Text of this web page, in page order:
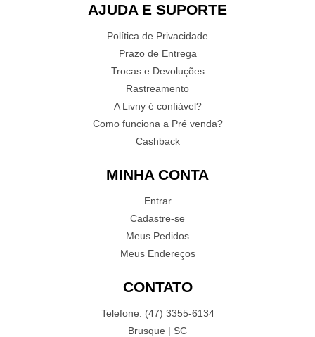
AJUDA E SUPORTE
Política de Privacidade
Prazo de Entrega
Trocas e Devoluções
Rastreamento
A Livny é confiável?
Como funciona a Pré venda?
Cashback
MINHA CONTA
Entrar
Cadastre-se
Meus Pedidos
Meus Endereços
CONTATO
Telefone: (47) 3355-6134
Brusque | SC